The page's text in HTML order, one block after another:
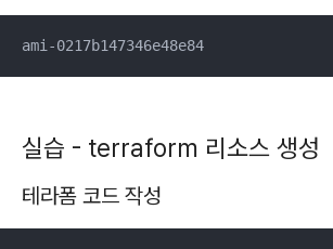
ami-0217b147346e48e84
실습 - terraform 리소스 생성
테라폼 코드 작성